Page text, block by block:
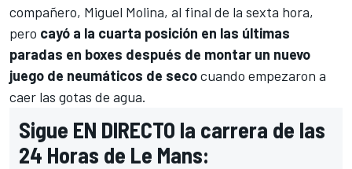
compañero, Miguel Molina, al final de la sexta hora,
pero cayó a la cuarta posición en las últimas
paradas en boxes después de montar un nuevo
juego de neumáticos de secocuando empezaron a
caer las gotas de agua.
Sigue EN DIRECTO la carrera de las
24 Horas de Le Mans: